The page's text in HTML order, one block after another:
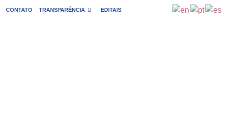
CONTATO TRANSPARÊNCIA EDITAIS